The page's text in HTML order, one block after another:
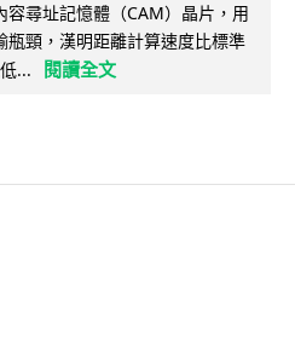
尋址記憶體（CAM）晶片，用
頸，漢明距離計算速度比標準
...
閱讀全文